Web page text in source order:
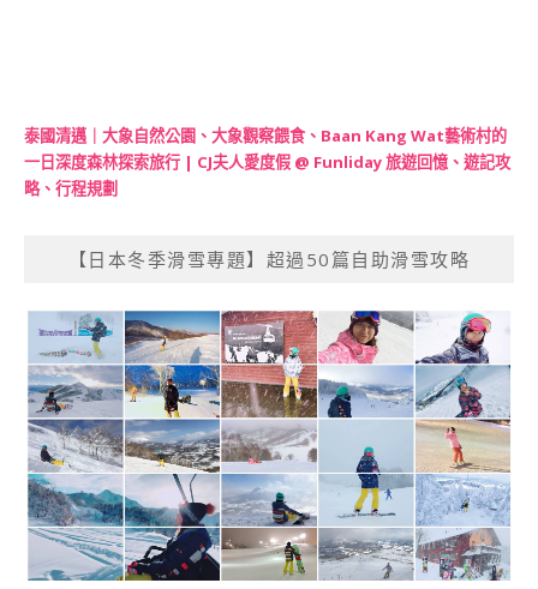
泰國清邁｜大象自然公園、大象觀察餵食、Baan Kang Wat藝術村的
一日深度森林探索旅行 | CJ夫人愛度假 @ Funliday 旅遊回憶、遊記攻
略、行程規劃
【日本冬季滑雪專題】超過50篇自助滑雪攻略